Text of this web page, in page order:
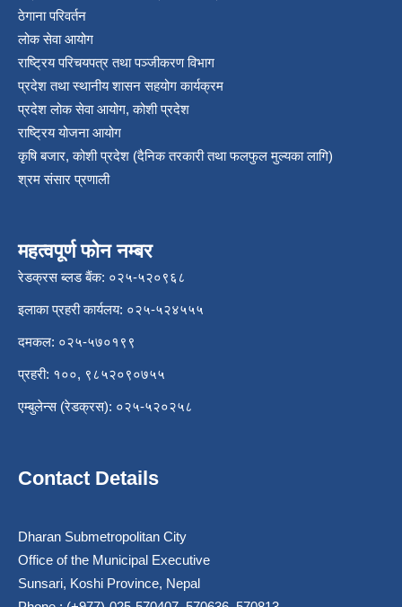
ठेगाना परिवर्तन
लोक सेवा आयोग
राष्ट्रिय परिचयपत्र तथा पञ्‍जीकरण विभाग
प्रदेश तथा स्थानीय शासन सहयोग कार्यक्रम
प्रदेश लोक सेवा आयोग, कोशी प्रदेश
राष्ट्रिय योजना आयोग
कृषि बजार, कोशी प्रदेश (दैनिक तरकारी तथा फलफुल मुल्यका लागि)
श्रम संसार प्रणाली
महत्वपूर्ण फोन नम्बर
रेडक्रस ब्लड बैंक: ०२५-५२०९६८
इलाका प्रहरी कार्यलय: ०२५-५२४५५५
दमकल: ०२५-५७०१९९
प्रहरी: १००, ९८५२०९०७५५
एम्बुलेन्स (रेडक्रस): ०२५-५२०२५८
Contact Details
Dharan Submetropolitan City
Office of the Municipal Executive
Sunsari, Koshi Province, Nepal